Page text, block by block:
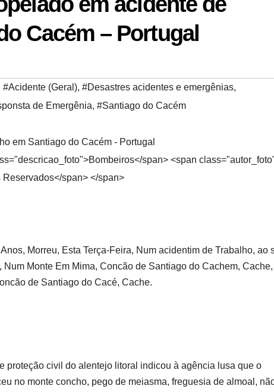
Cacém – Portugal
#Acidente (Geral), #Desastres acidentes e emergênias,
de Emergênia, #Santiago do Cacém
span> <span
Reservados</span> </span>
Morreu, Esta Terça-Feira, Num acidentim de Trabalho, ao
Monte Em Mima, Concão de Santiago do Cachem, Cache,
de Santiago do Cacé, Cache.
proteção civil do alentejo litoral indicou à agência lusa que o
no monte concho, pego de meiasma, freguesia de almoal,